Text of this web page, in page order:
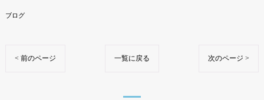
ブログ
< 前のページ 一覧に戻る 次のページ >